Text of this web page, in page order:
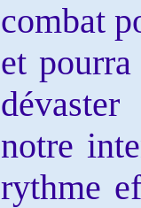
combat
et
notre
rythme